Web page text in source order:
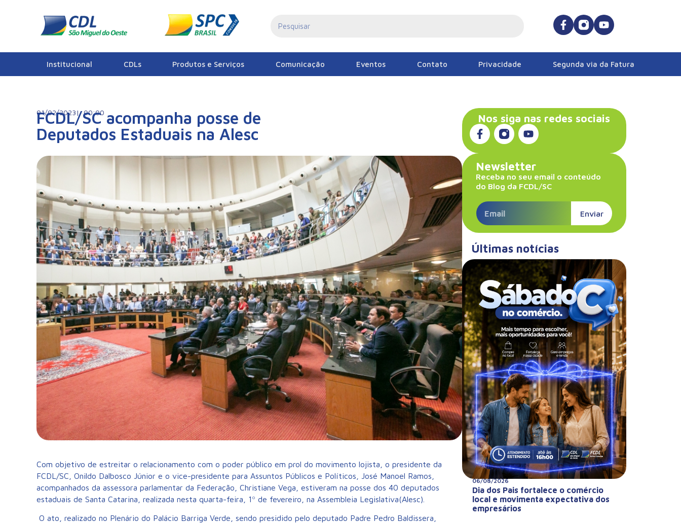
Institucional CDLs Produtos e Serviços Comunicação Eventos Contato Privacidade Segunda via da Fatura
Notícias
01/02/2023| 00:00
FCDL/SC acompanha posse de
Deputados Estaduais na Alesc
Com objetivo de estreitar o relacionamento com o poder público em prol do movimento lojista, o presidente da
FCDL/SC, Onildo Dalbosco Júnior e o vice-presidente para Assuntos Públicos e Políticos, José Manoel Ramos,
acompanhados da assessora parlamentar da Federação, Christiane Vega, estiveram na posse dos 40 deputados
estaduais de Santa Catarina, realizada nesta quarta-feira, 1º de fevereiro, na Assembleia Legislativa(Alesc).
O ato, realizado no Plenário do Palácio Barriga Verde, sendo presidido pelo deputado Padre Pedro Baldissera,
Nos siga nas redes sociais
Newsletter
Receba no seu email o conteúdo
do Blog da FCDL/SC
Enviar
Últimas notícias
06/08/2026
Dia dos Pais fortalece o comércio
local e movimenta expectativa dos
empresários